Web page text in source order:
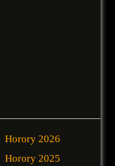
Horory 2026
Horory 2025